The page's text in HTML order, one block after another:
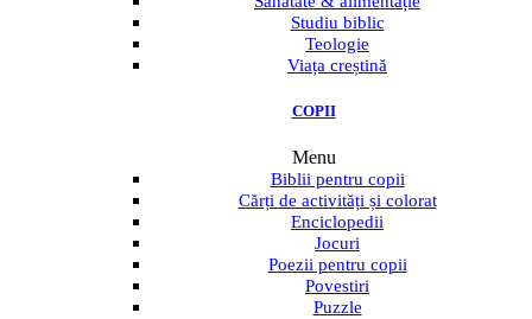
Studiu biblic
Teologie
Viața creștină
COPII
Menu
Biblii pentru copii
Cărți de activități și colorat
Enciclopedii
Jocuri
Poezii pentru copii
Povestiri
Puzzle